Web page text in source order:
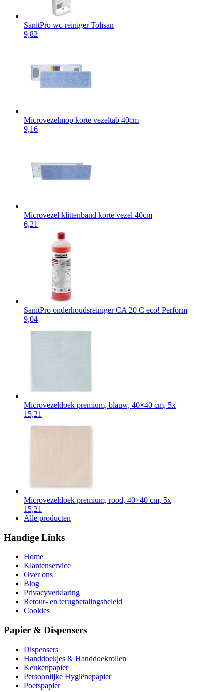
SanitPro wc-reiniger Tolisan
9,82
Microvezelmop korte vezeltab 40cm
9,16
Microvezel klittenband korte vezel 40cm
6,21
SanitPro onderhoudsreiniger CA 20 C eco! Perform
9,04
Microvezeldoek premium, blauw, 40×40 cm, 5x
15,21
Microvezeldoek premium, rood, 40×40 cm, 5x
15,21
Alle producten
Handige Links
Home
Klantenservice
Over ons
Blog
Privacyverklaring
Retour- en terugbetalingsbeleid
Cookies
Papier & Dispensers
Dispensers
Handdoekjes & Handdoekrollen
Keukenpapier
Persoonlijke Hygiënepapier
Poetspapier